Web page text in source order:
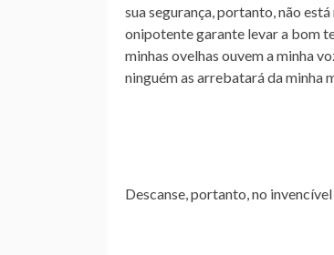
sua segurança, portanto, não
onipotente garante levar a bom
minhas ovelhas ouvem a minha
ninguém as arrebatará da minha
Descanse, portanto, no